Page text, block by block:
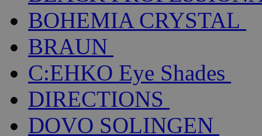
BOHEMIA CRYSTAL
BRAUN
C:EHKO Eye Shades
DIRECTIONS
DOVO SOLINGEN